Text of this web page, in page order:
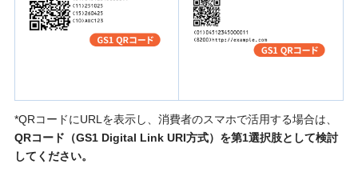
*QRコードにURLを表示し、消費者のスマホで活用する場合は、
QRコード（GS1 Digital Link URI方式）を第1選択肢として検討
してください。